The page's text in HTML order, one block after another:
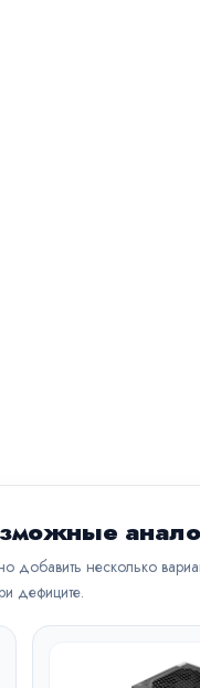
добавить несколько
дефиците.